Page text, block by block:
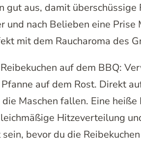
gut aus, damit überschüssige
nach Belieben eine Prise
mit dem Raucharoma des
auf dem BBQ:
auf dem Rost. Direkt
Maschen fallen. Eine heiße
Hitzeverteilung
bevor du die